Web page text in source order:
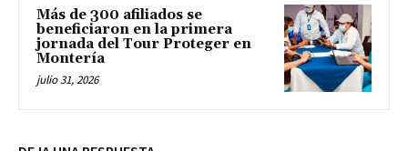
Más de 300 afiliados se
beneficiaron en la primera
jornada del Tour Proteger en
Montería
julio 31, 2026